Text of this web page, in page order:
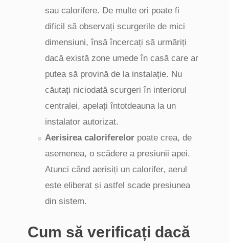
sau calorifere. De multe ori poate fi
dificil să observați scurgerile de mici
dimensiuni, însă încercați să urmăriți
dacă există zone umede în casă care ar
putea să provină de la instalație. Nu
căutați niciodată scurgeri în interiorul
centralei, apelați întotdeauna la un
instalator autorizat.
Aerisirea caloriferelor poate crea, de
asemenea, o scădere a presiunii apei.
Atunci când aerisiți un calorifer, aerul
este eliberat și astfel scade presiunea
din sistem.
Cum să verificați dacă